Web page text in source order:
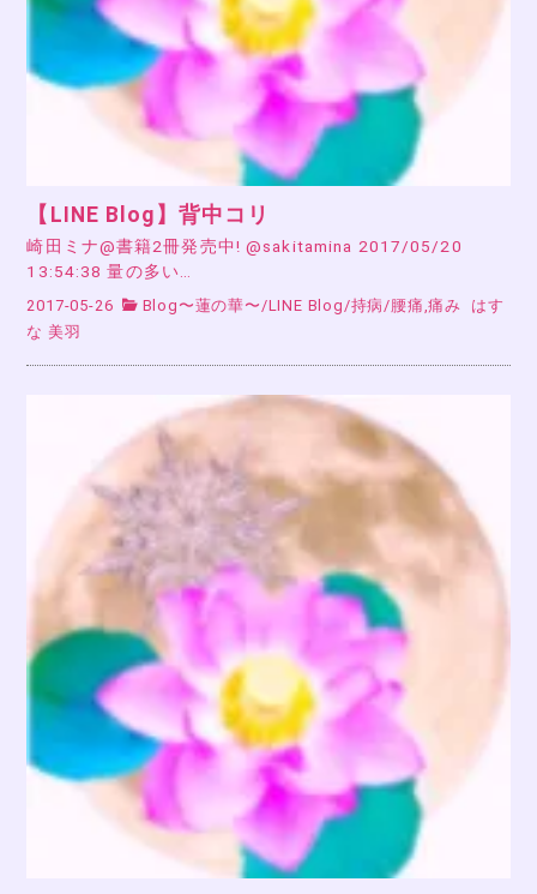
【LINE Blog】背中コリ
崎田ミナ@書籍2冊発売中! @sakitamina 2017/05/20
13:54:38 量の多い…
2017-05-26 Blog〜蓮の華〜 /LINE Blog /持病 /腰痛,痛み
はす
な 美羽